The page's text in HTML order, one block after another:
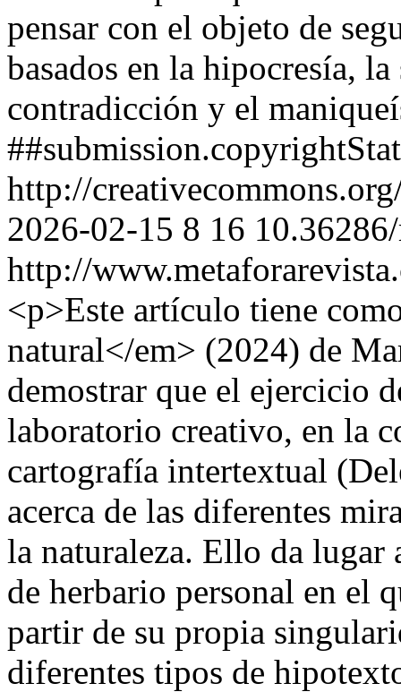
pensar con el objeto de
basados en la hipocresía,
contradicción y el
http://
2026-02-15 8 16
http://
<p>Este artículo tiene
natural</em> (2024) de
demostrar que el ejercicio
laboratorio creativo, en la
cartografía intertextual
acerca de las diferentes
la naturaleza. Ello da lugar
de herbario personal en el
partir de su propia
diferentes tipos de